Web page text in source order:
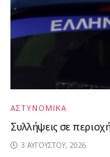
ΑΣΤΥΝΟΜΙΚΑ
Συλλήψεις σε
3 ΑΥΓΟΎΣΤΟΥ, 2026